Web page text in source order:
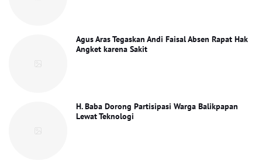
Agus Aras Tegaskan Andi Faisal Absen Rapat Hak
Angket karena Sakit
H. Baba Dorong Partisipasi Warga Balikpapan
Lewat Teknologi